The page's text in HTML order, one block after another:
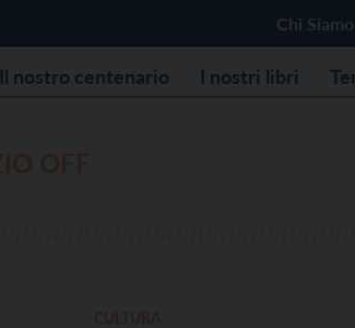
Chi Siamo
Il nostro centenario I nostri libri